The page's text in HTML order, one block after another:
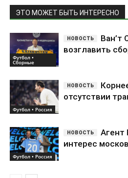
ЭТО МОЖЕТ БЫТЬ ИНТЕРЕСНО
Футбол •
Сборные
Ван’т
возглавить
Футбол • Россия
отсутствии
Футбол • Россия
Агент
интерес